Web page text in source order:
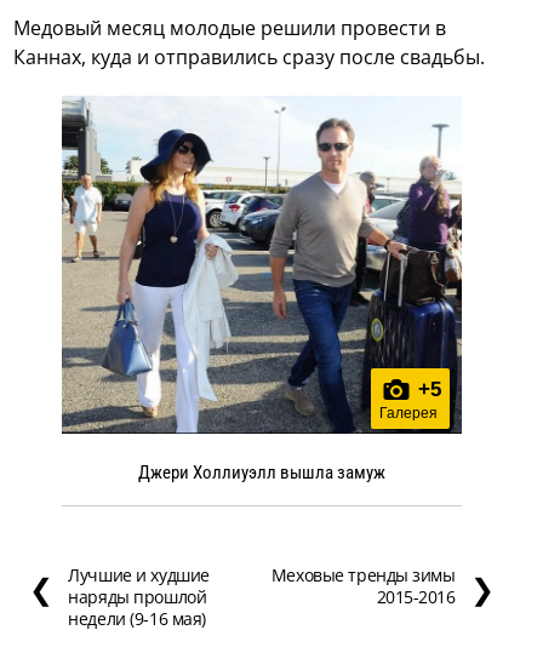
Медовый месяц молодые решили провести в
Каннах, куда и отправились сразу после свадьбы.
+5
Галерея
Джери Холлиуэлл вышла замуж
❮
Лучшие и худшие
наряды прошлой
недели (9-16 мая)
Меховые тренды зимы
2015-2016
❯